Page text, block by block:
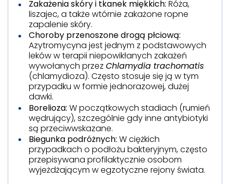
Zakażenia skóry i tkanek miękkich: Róża,
liszajec, a także wtórnie zakażone ropne
zapalenie skóry.
Choroby przenoszone drogą płciową:
Azytromycyna jest jednym z podstawowych
leków w terapii niepowikłanych zakażeń
wywołanych przez Chlamydia trachomatis
(chlamydioza). Często stosuje się ją w tym
przypadku w formie jednorazowej, dużej
dawki.
Borelioza: W początkowych stadiach (rumień
wędrujący), szczególnie gdy inne antybiotyki
są przeciwwskazane.
Biegunka podróżnych: W ciężkich
przypadkach o podłożu bakteryjnym, często
przepisywana profilaktycznie osobom
wyjeżdżającym w egzotyczne rejony świata.